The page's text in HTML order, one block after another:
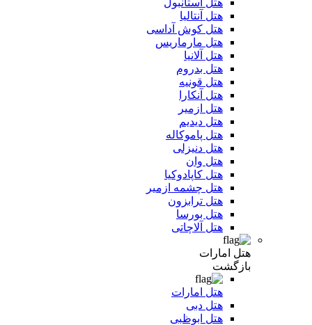
هتل استانبول
هتل آنتالیا
هتل کوش آداسی
هتل مارماریس
هتل آلانیا
هتل بدروم
هتل قونیه
هتل آنکارا
هتل ازمیر
هتل دیدیم
هتل پاموکاله
هتل دنیزلی
هتل وان
هتل کاپادوکیا
هتل چشمه ازمیر
هتل ترابزون
هتل بورسا
هتل آلاچاتی
هتل امارات
بازگشت
هتل امارات
هتل دبی
هتل ابوظبی